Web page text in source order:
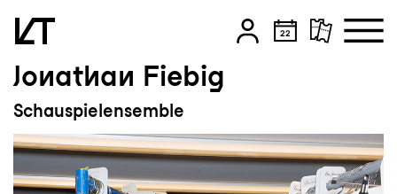
Zum Hauptinhalt springen
Zum Footer springen
Jonathan Fiebig
Schauspielensemble